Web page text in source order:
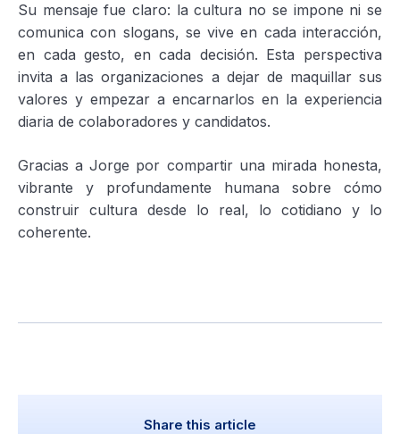
Su mensaje fue claro: la cultura no se impone ni se
comunica con slogans, se vive en cada interacción,
en cada gesto, en cada decisión. Esta perspectiva
invita a las organizaciones a dejar de maquillar sus
valores y empezar a encarnarlos en la experiencia
diaria de colaboradores y candidatos.
Gracias a Jorge por compartir una mirada honesta,
vibrante y profundamente humana sobre cómo
construir cultura desde lo real, lo cotidiano y lo
coherente.
Share this article